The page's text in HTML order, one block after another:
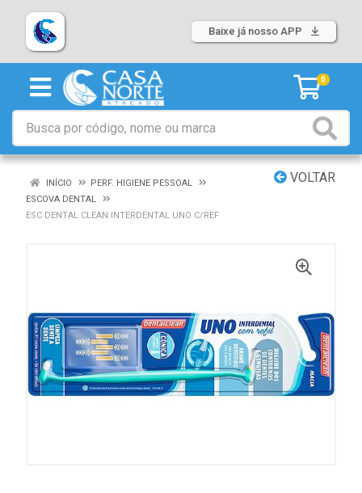
Baixe já nosso APP
0
VOLTAR
INÍCIO
PERF. HIGIENE PESSOAL
ESCOVA DENTAL
ESC DENTAL CLEAN INTERDENTAL UNO C/REF